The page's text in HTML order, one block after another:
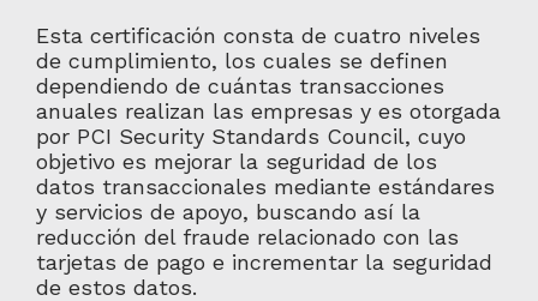
Esta certificación consta de cuatro niveles
de cumplimiento, los cuales se definen
dependiendo de cuántas transacciones
anuales realizan las empresas y es otorgada
por PCI Security Standards Council, cuyo
objetivo es mejorar la seguridad de los
datos transaccionales mediante estándares
y servicios de apoyo, buscando así la
reducción del fraude relacionado con las
tarjetas de pago e incrementar la seguridad
de estos datos.